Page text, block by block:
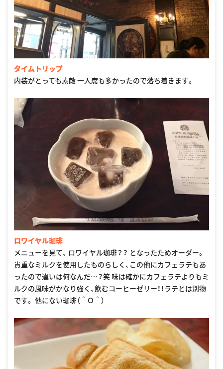
タイムトリップ
内装がとっても素敵 一人席も多かったので落ち着きます。
ロワイヤル珈琲
メニューを見て、 ロワイヤル珈琲？？ となったためオーダー。
貴重なミルクを使用したものらしく、この他にカフェラテもあ
ったので違いは何なんだ…？笑 味は確かにカフェラテよりもミ
ルクの風味がかなり強く、飲むコーヒーゼリー！！ラテとは別物
です。 他にない珈琲（＾Ｏ＾）